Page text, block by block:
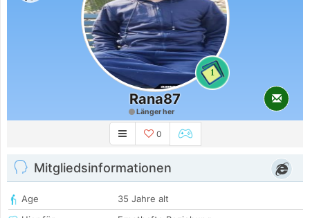
1
Rana87
Länger her
0
Mitgliedsinformationen
Age
35 Jahre alt